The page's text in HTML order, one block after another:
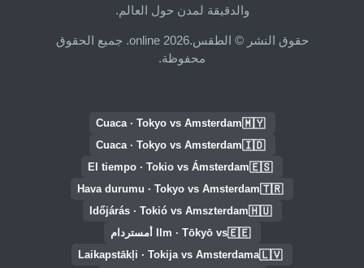
والدقيقة لمدن حول العالم.
حقوق النشر © الطقس.online 2026. جميع الحقوق
محفوظة.
🇲🇾
Cuaca · Tokyo vs Amsterdam
🇮🇩
Cuaca · Tokyo vs Amsterdam
🇪🇸
El tiempo · Tokio vs Ámsterdam
🇹🇷
Hava durumu · Tokyo vs Amsterdam
🇭🇺
Időjárás · Tokió vs Amszterdam
🇪🇪Ilm · Tōkyō vs أمستردام
🇱🇻
Laikapstākļi · Tokija vs Amsterdama